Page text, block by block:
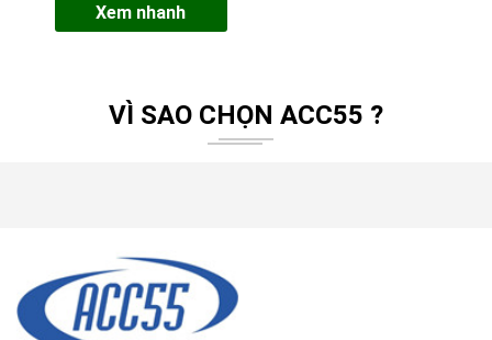
Xem nhanh
VÌ SAO CHỌN ACC55 ?